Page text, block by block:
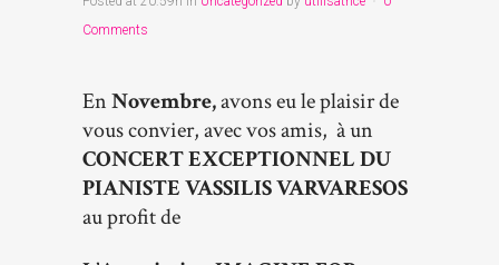
Comments
EnNovembre,avons eu le plaisir de
vous convier, avec vos amis, à un
CONCERT EXCEPTIONNEL DU
PIANISTE VASSILIS VARVARESOS
au profit de